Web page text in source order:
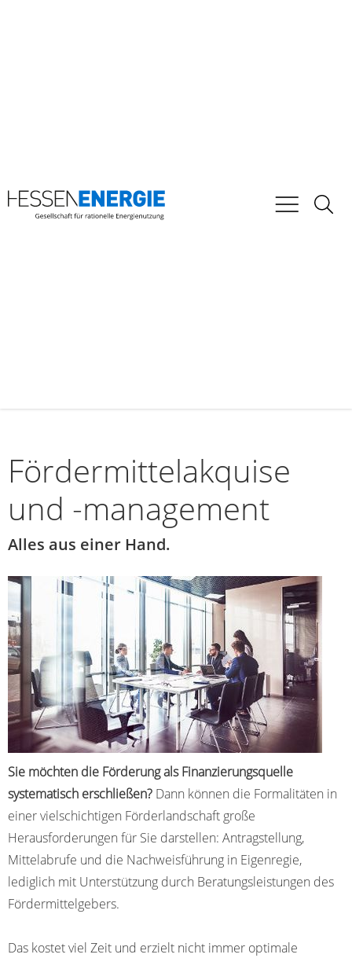
Fördermittelakquise
und -management
Alles aus einer Hand.
Sie möchten die Förderung als Finanzierungs­quelle
systematisch erschließen? Dann können die Formalitäten in
einer vielschichtigen Förderlandschaft große
Herausforderungen für Sie darstellen: Antragstellung,
Mittelabrufe und die Nachweisführung in Eigenregie,
lediglich mit Unterstützung durch Beratungsleistungen des
Fördermittelgebers.
Das kostet viel Zeit und erzielt nicht immer optimale